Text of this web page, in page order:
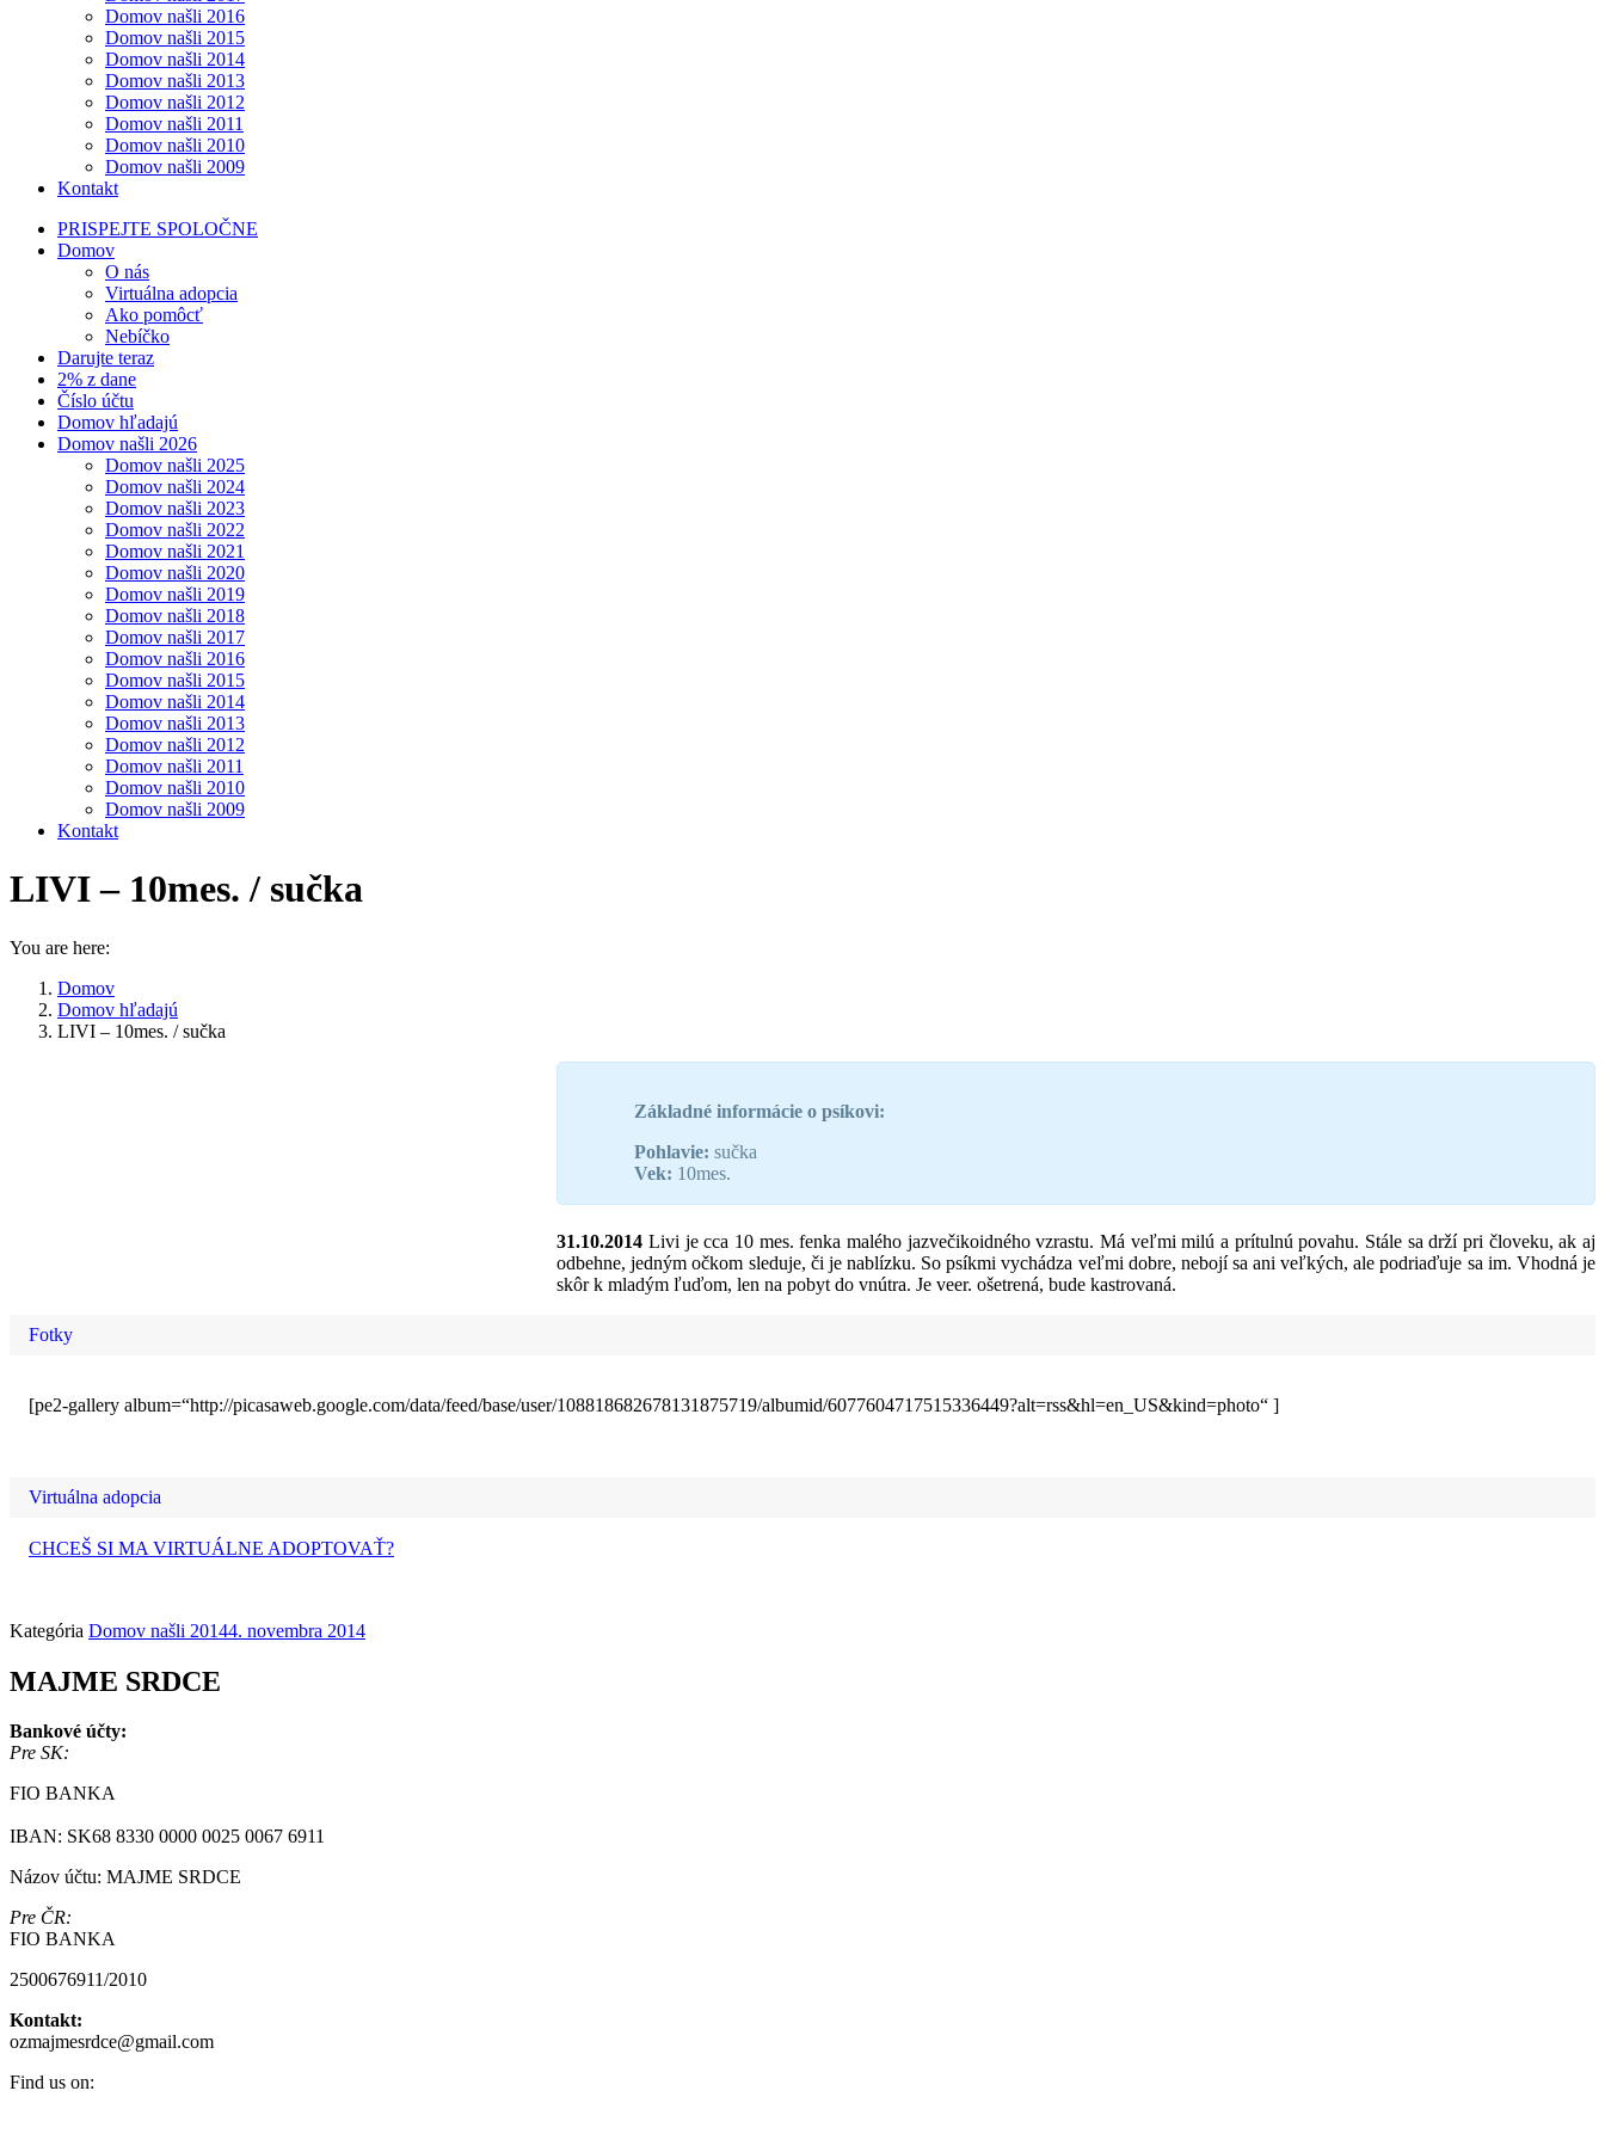
Domov našli 2016
Domov našli 2015
Domov našli 2014
Domov našli 2013
Domov našli 2012
Domov našli 2011
Domov našli 2010
Domov našli 2009
Kontakt
PRISPEJTE SPOLOČNE
Domov
O nás
Virtuálna adopcia
Ako pomôcť
Nebíčko
Darujte teraz
2% z dane
Číslo účtu
Domov hľadajú
Domov našli 2026
Domov našli 2025
Domov našli 2024
Domov našli 2023
Domov našli 2022
Domov našli 2021
Domov našli 2020
Domov našli 2019
Domov našli 2018
Domov našli 2017
Domov našli 2016
Domov našli 2015
Domov našli 2014
Domov našli 2013
Domov našli 2012
Domov našli 2011
Domov našli 2010
Domov našli 2009
Kontakt
LIVI – 10mes. / sučka
You are here:
Domov
Domov hľadajú
LIVI – 10mes. / sučka
Základné informácie o psíkovi:
Pohlavie: sučka
Vek: 10mes.
31.10.2014 Livi je cca 10 mes. fenka malého jazvečikoidného vzrastu. Má veľmi milú a prítulnú povahu. Stále sa drží pri človeku, ak aj
odbehne, jedným očkom sleduje, či je nablízku. So psíkmi vychádza veľmi dobre, nebojí sa ani veľkých, ale podriaďuje sa im. Vhodná je
skôr k mladým ľuďom, len na pobyt do vnútra. Je veer. ošetrená, bude kastrovaná.
Fotky
[pe2-gallery album=“http://picasaweb.google.com/data/feed/base/user/108818682678131875719/albumid/6077604717515336449?alt=rss&hl=en_US&kind=photo“ ]
Virtuálna adopcia
CHCEŠ SI MA VIRTUÁLNE ADOPTOVAŤ?
Kategória Domov našli 20144. novembra 2014
MAJME SRDCE
Bankové účty:
Pre SK:
FIO BANKA
IBAN: SK68 8330 0000 0025 0067 6911
Názov účtu: MAJME SRDCE
Pre ČR:
FIO BANKA
2500676911/2010
Kontakt:
ozmajmesrdce@gmail.com
Find us on: